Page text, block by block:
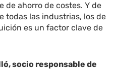
de ahorro de costes. Y de
todas las industrias, los de
es un factor clave de
socio responsable de